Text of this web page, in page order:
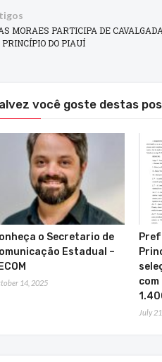
MORAES PARTICIPA DE
PRINCÍPIO DO PIAUÍ
você goste destas
o Secretario de
Estadual –
14, 2025
com
July